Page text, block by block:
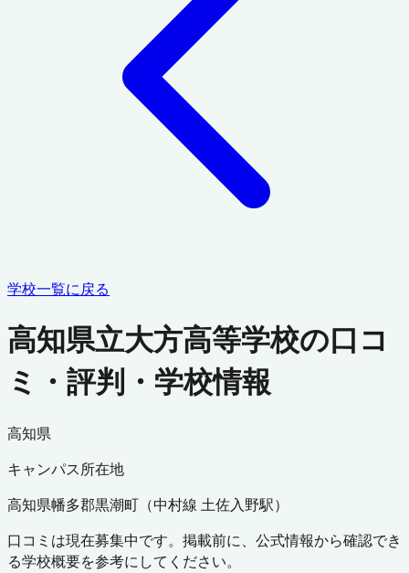
学校一覧に戻る
高知県立大方高等学校の口コ
ミ・評判・学校情報
高知県
キャンパス所在地
高知県幡多郡黒潮町 （中村線 土佐入野駅）
口コミは現在募集中です。掲載前に、公式情報から確認でき
る学校概要を参考にしてください。